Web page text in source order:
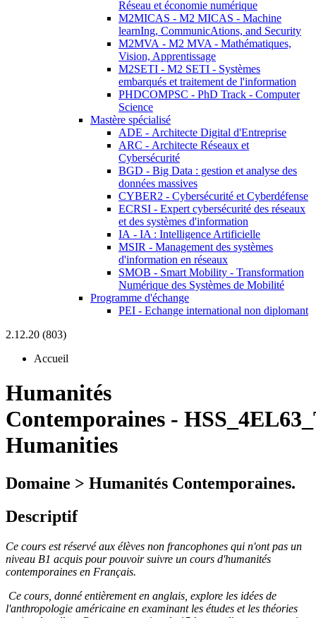
Réseau et économie numérique
M2MICAS - M2 MICAS - Machine
learnIng, CommunicAtions, and Security
M2MVA - M2 MVA - Mathématiques,
Vision, Apprentissage
M2SETI - M2 SETI - Systèmes
embarqués et traitement de l'information
PHDCOMPSC - PhD Track - Computer
Science
Mastère spécialisé
ADE - Architecte Digital d'Entreprise
ARC - Architecte Réseaux et
Cybersécurité
BGD - Big Data : gestion et analyse des
données massives
CYBER2 - Cybersécurité et Cyberdéfense
ECRSI - Expert cybersécurité des réseaux
et des systèmes d'information
IA - IA : Intelligence Artificielle
MSIR - Management des systèmes
d'information en réseaux
SMOB - Smart Mobility - Transformation
Numérique des Systèmes de Mobilité
Programme d'échange
PEI - Echange international non diplomant
2.12.20 (803)
Accueil
Humanités
Contemporaines -
Humanities
Domaine > Humanités Contemporaines.
Descriptif
Ce cours est réservé aux élèves non francophones qui n'ont pas un
niveau B1 acquis pour pouvoir suivre un cours d'humanités
contemporaines en Français.
Ce cours, donné entièrement en anglais, explore les idées de
l'anthropologie américaine en examinant les études et les théories